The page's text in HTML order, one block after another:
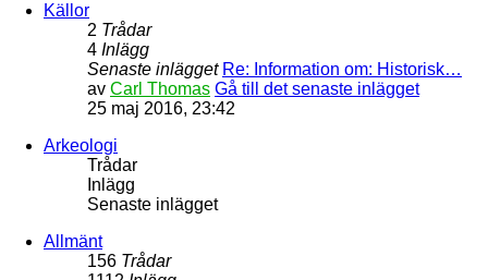
Källor
2 Trådar
4 Inlägg
Senaste inlägget Re: Information om: Historisk…
av Carl Thomas Gå till det senaste inlägget
25 maj 2016, 23:42
Arkeologi
Trådar
Inlägg
Senaste inlägget
Allmänt
156 Trådar